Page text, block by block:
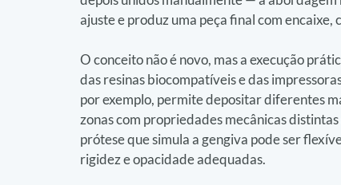
ajuste e produz uma peça final com
O conceito não é novo, mas a execução
das resinas biocompatíveis e das
por exemplo, permite depositar diferentes
zonas com propriedades mecânicas
prótese que simula a gengiva pode ser
rigidez e opacidade adequadas.